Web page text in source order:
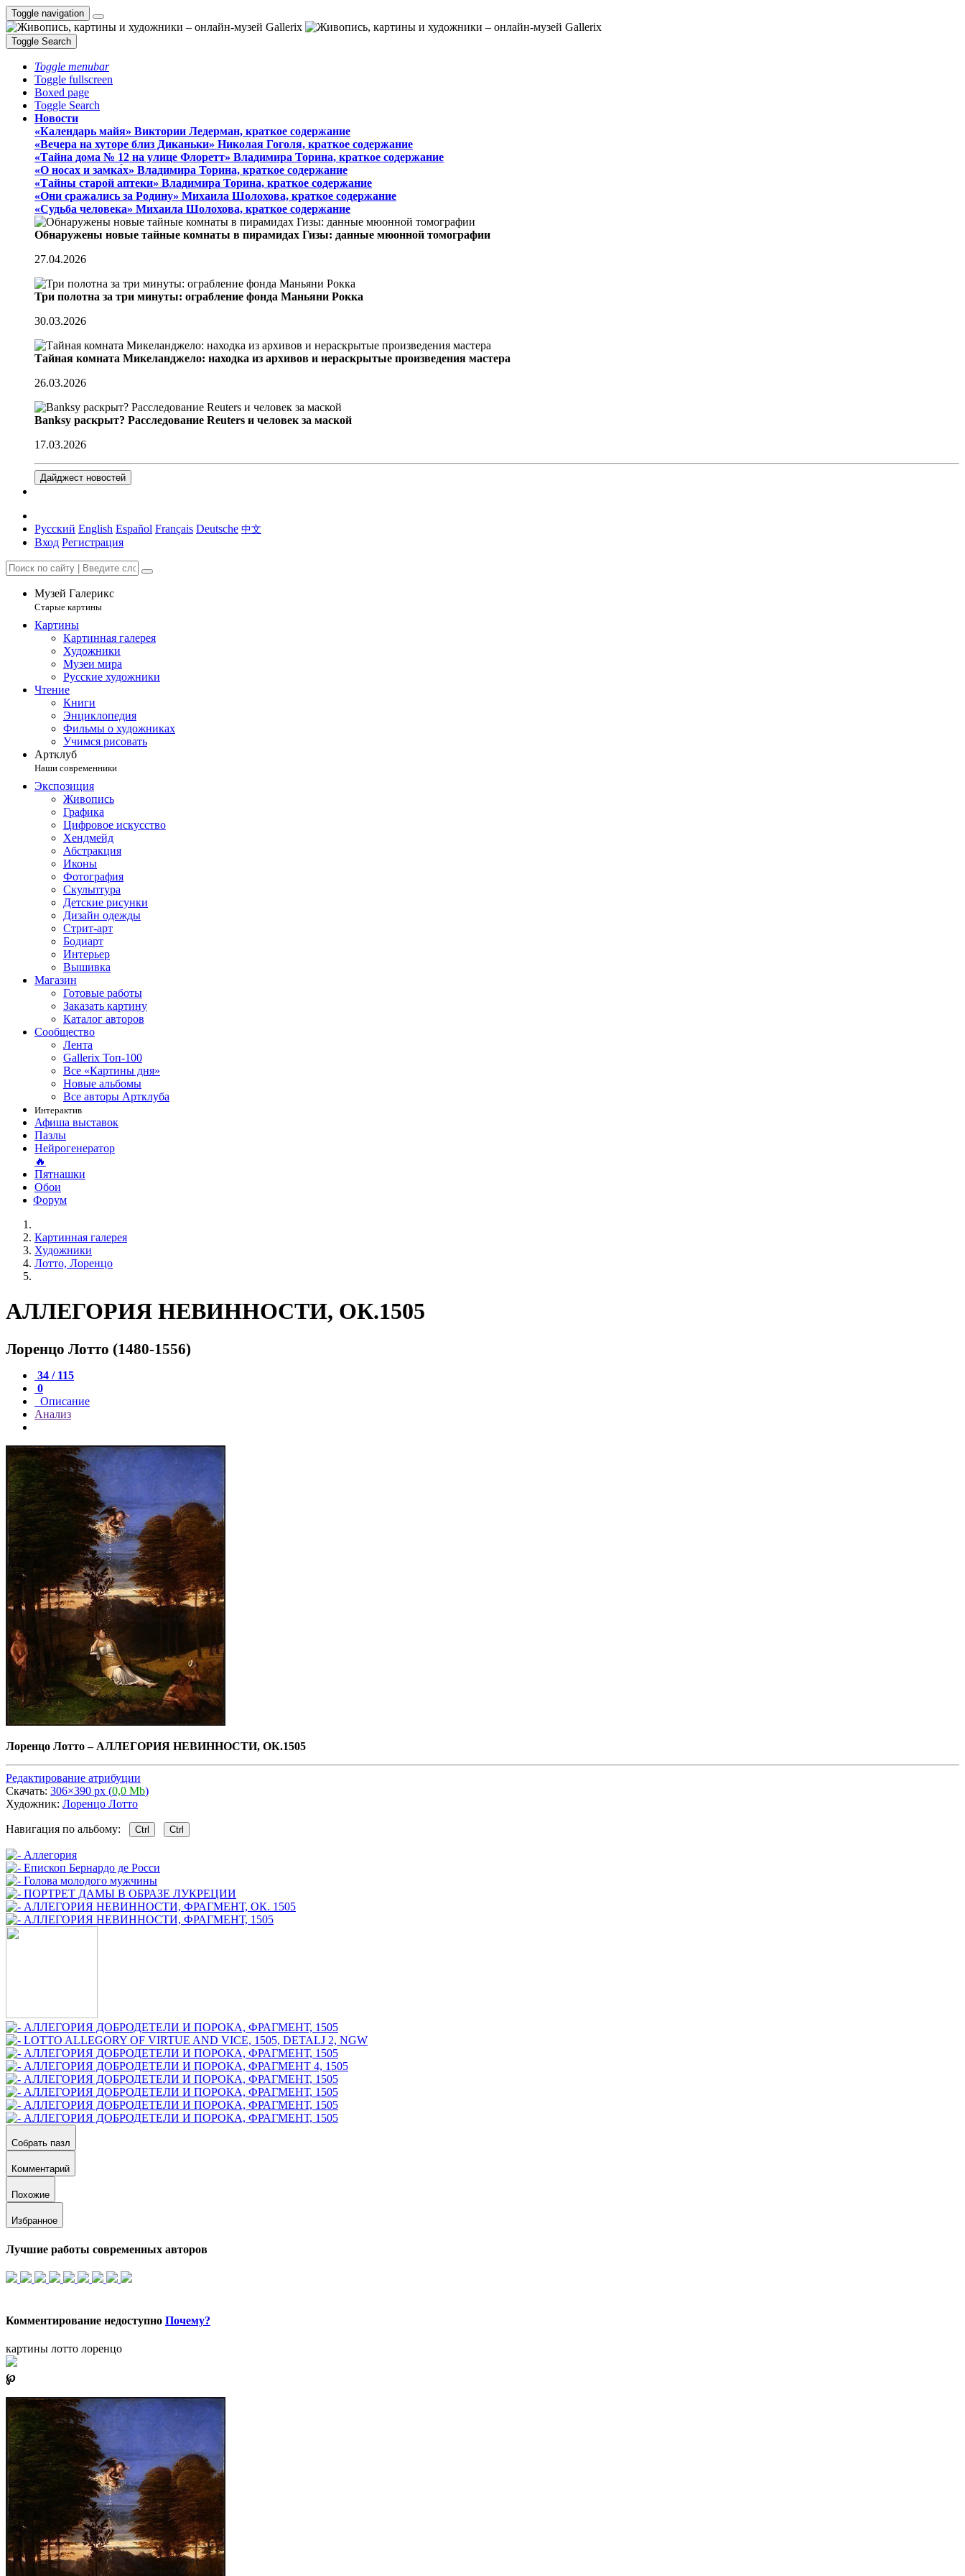
Toggle navigation
Toggle Search
Toggle menubar
Toggle fullscreen
Boxed page
Toggle Search
Новости
«Календарь майя» Виктории Ледерман, краткое содержание
«Вечера на хуторе близ Диканьки» Николая Гоголя, краткое содержание
«Тайна дома № 12 на улице Флоретт» Владимира Торина, краткое содержание
«О носах и замка́х» Владимира Торина, краткое содержание
«Тайны старой аптеки» Владимира Торина, краткое содержание
«Они сражались за Родину» Михаила Шолохова, краткое содержание
«Судьба человека» Михаила Шолохова, краткое содержание
Обнаружены новые тайные комнаты в пирамидах Гизы: данные мюонной томографии
27.04.2026
Три полотна за три минуты: ограбление фонда Маньяни Рокка
30.03.2026
Тайная комната Микеланджело: находка из архивов и нераскрытые произведения мастера
26.03.2026
Banksy раскрыт? Расследование Reuters и человек за маской
17.03.2026
Дайджест новостей
Русский English Español Français Deutsche 中文
Вход Регистрация
Музей Галерикс
Старые картины
Картины
Картинная галерея
Художники
Музеи мира
Русские художники
Чтение
Книги
Энциклопедия
Фильмы о художниках
Учимся рисовать
Артклуб
Наши современники
Экспозиция
Живопись
Графика
Цифровое искусство
Хендмейд
Абстракция
Иконы
Фотография
Скульптура
Детские рисунки
Дизайн одежды
Стрит-арт
Бодиарт
Интерьер
Вышивка
Магазин
Готовые работы
Заказать картину
Каталог авторов
Сообщество
Лента
Gallerix Топ-100
Все «Картины дня»
Новые альбомы
Все авторы Артклуба
Интерактив
Афиша выставок
Пазлы
Нейрогенератор
🔥
Пятнашки
Обои
Форум
Картинная галерея
Художники
Лотто, Лоренцо
АЛЛЕГОРИЯ НЕВИННОСТИ, ОК.1505
Лоренцо Лотто (1480-1556)
34 / 115
0
Описание
Анализ
Лоренцо Лотто– АЛЛЕГОРИЯ НЕВИННОСТИ, ОК.1505
Редактирование атрибуции
Скачать: 306×390 px (0,0 Mb)
Художник: Лоренцо Лотто
Навигация по альбому: Ctrl Ctrl
Собрать пазл
Комментарий
Похожие
Избранное
Лучшие работы современных авторов
Комментирование недоступно Почему?
картины лотто лоренцо
℘